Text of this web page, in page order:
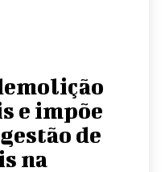
e impõe
de
na